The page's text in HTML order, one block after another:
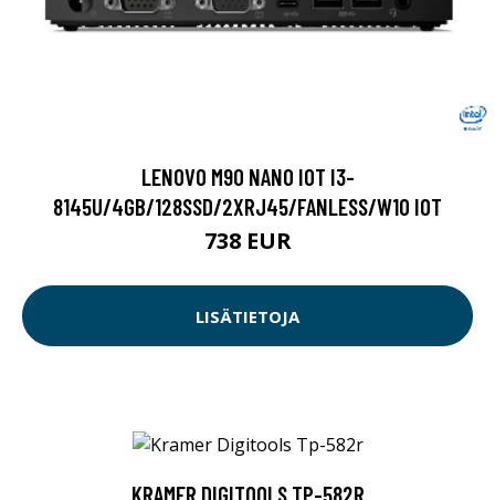
LENOVO M90 NANO IOT I3-
8145U/4GB/128SSD/2XRJ45/FANLESS/W10 IOT
738 EUR
LISÄTIETOJA
KRAMER DIGITOOLS TP-582R